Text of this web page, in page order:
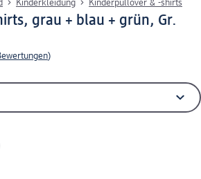
Kinderkleidung Kinderpullover & -shirts
grau + blau + grün, Gr.
)